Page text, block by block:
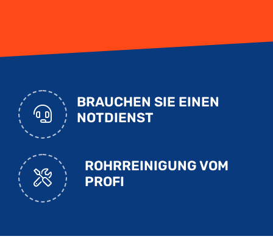
BRAUCHEN SIE EINEN
NOTDIENST
ROHRREINIGUNG VOM
PROFI